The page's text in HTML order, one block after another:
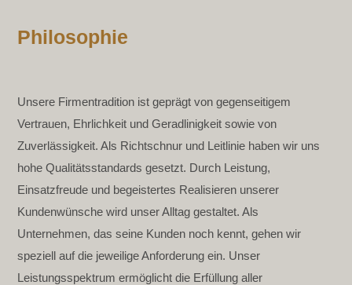
Philosophie
Unsere Firmentradition ist geprägt von gegenseitigem
Vertrauen, Ehrlichkeit und Geradlinigkeit sowie von
Zuverlässigkeit. Als Richtschnur und Leitlinie haben wir uns
hohe Qualitätsstandards gesetzt. Durch Leistung,
Einsatzfreude und begeistertes Realisieren unserer
Kundenwünsche wird unser Alltag gestaltet. Als
Unternehmen, das seine Kunden noch kennt, gehen wir
speziell auf die jeweilige Anforderung ein. Unser
Leistungsspektrum ermöglicht die Erfüllung aller